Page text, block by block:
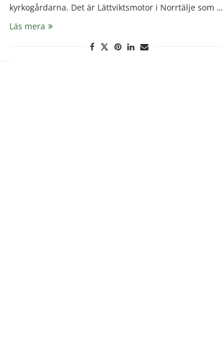
kyrkogårdarna. Det är Lättviktsmotor i Norrtälje som …
Läs mera